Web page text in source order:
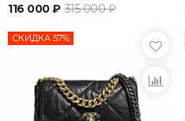
116 000 ₽ 315 000 ₽
СКИДКА 57%